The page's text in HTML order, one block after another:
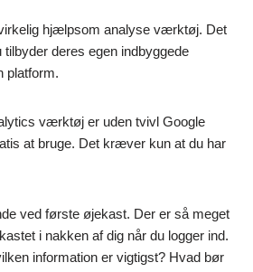
hjælpsom analyse værktøj. Det
deres egen indbyggede
platform.
værktøj er uden tvivl Google
at bruge. Det kræver kun at du har
ved første øjekast. Der er så meget
i nakken af dig når du logger ind.
information er vigtigst? Hvad bør